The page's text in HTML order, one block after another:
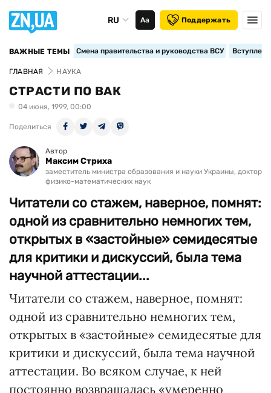
RU Аа Поддержать
ВАЖНЫЕ ТЕМЫ Смена правительства и руководства ВСУ
ГЛАВНАЯ НАУКА
СТРАСТИ ПО ВАК
04 июня, 1999, 00:00
Поделиться
Автор
Максим Стриха
заместитель министра образования и науки Украины, доктор
физико-математических наук
Читатели со стажем, наверное, помнят:
одной из сравнительно немногих тем,
открытых в «застойные» семидесятые
для критики и дискуссий, была тема
научной аттестации...
Читатели со стажем, наверное, помнят:
одной из сравнительно немногих тем,
открытых в «застойные» семидесятые для
критики и дискуссий, была тема научной
аттестации. Во всяком случае, к ней
постоянно возвращалась «умеренно